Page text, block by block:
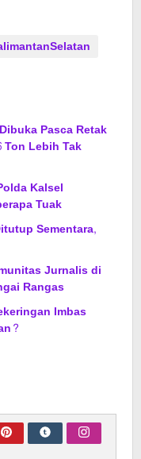
Pasca Retak
Lebih Tak
Kalsel
Tuak
Sementara,
Jurnalis di
Rangas
Imbas